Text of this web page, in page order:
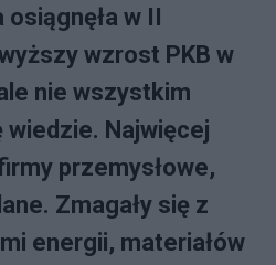
w II
wzrost PKB w
nie wszystkim
Najwięcej
przemysłowe,
Zmagały się z
energii, materiałów